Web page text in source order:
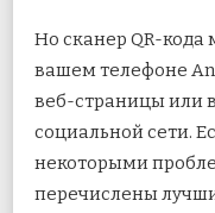
Но сканер QR-кода
вашем телефоне
веб-страницы или
социальной сети.
некоторыми
перечислены